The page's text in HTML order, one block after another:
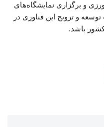
و برگزاری نمایشگاه‌های
و ترویج این فناوری در
باشد.